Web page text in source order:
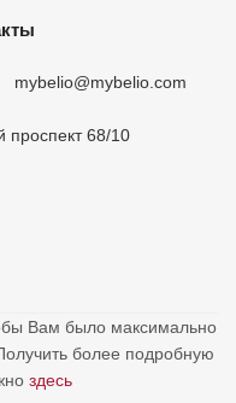
mybelio@mybelio.com
проспект 68/10
Вам было максимально
более подробную
здесь